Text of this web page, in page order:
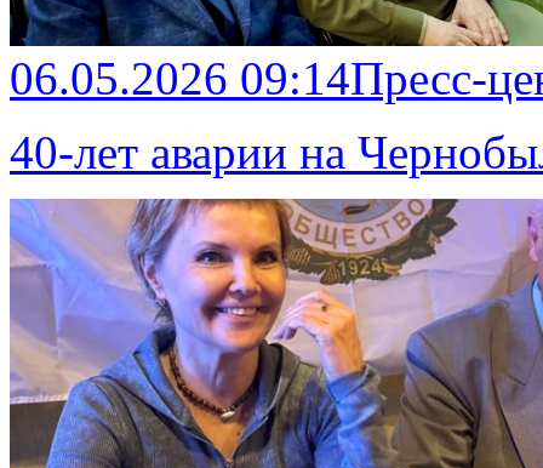
06.05.2026 09:14Пресс-
40-лет аварии на